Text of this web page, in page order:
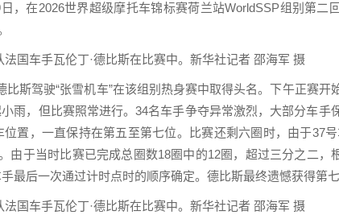
在2026世界超级摩托车锦标赛荷兰站WorldSSP组别第二
手瓦伦丁·德比斯在比赛中。新华社记者 邵海军 摄
斯驾驶“张雪机车”在该组别热身赛中取得头名。下午正赛开
雨，但比赛照常进行。34名车手争夺异常激烈，大部分车手
置，一直保持在第五至第七位。比赛还剩六圈时，由于37
由于当时比赛已完成总圈数18圈中的12圈，超过三分之二，
最后一次通过计时点时的顺序确定。德比斯最终遗憾获得第七
手瓦伦丁·德比斯在比赛中。新华社记者 邵海军 摄